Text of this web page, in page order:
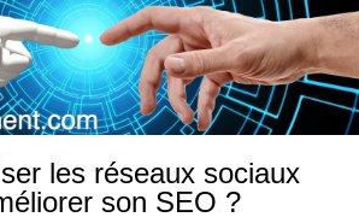
les réseaux sociaux
son SEO ?